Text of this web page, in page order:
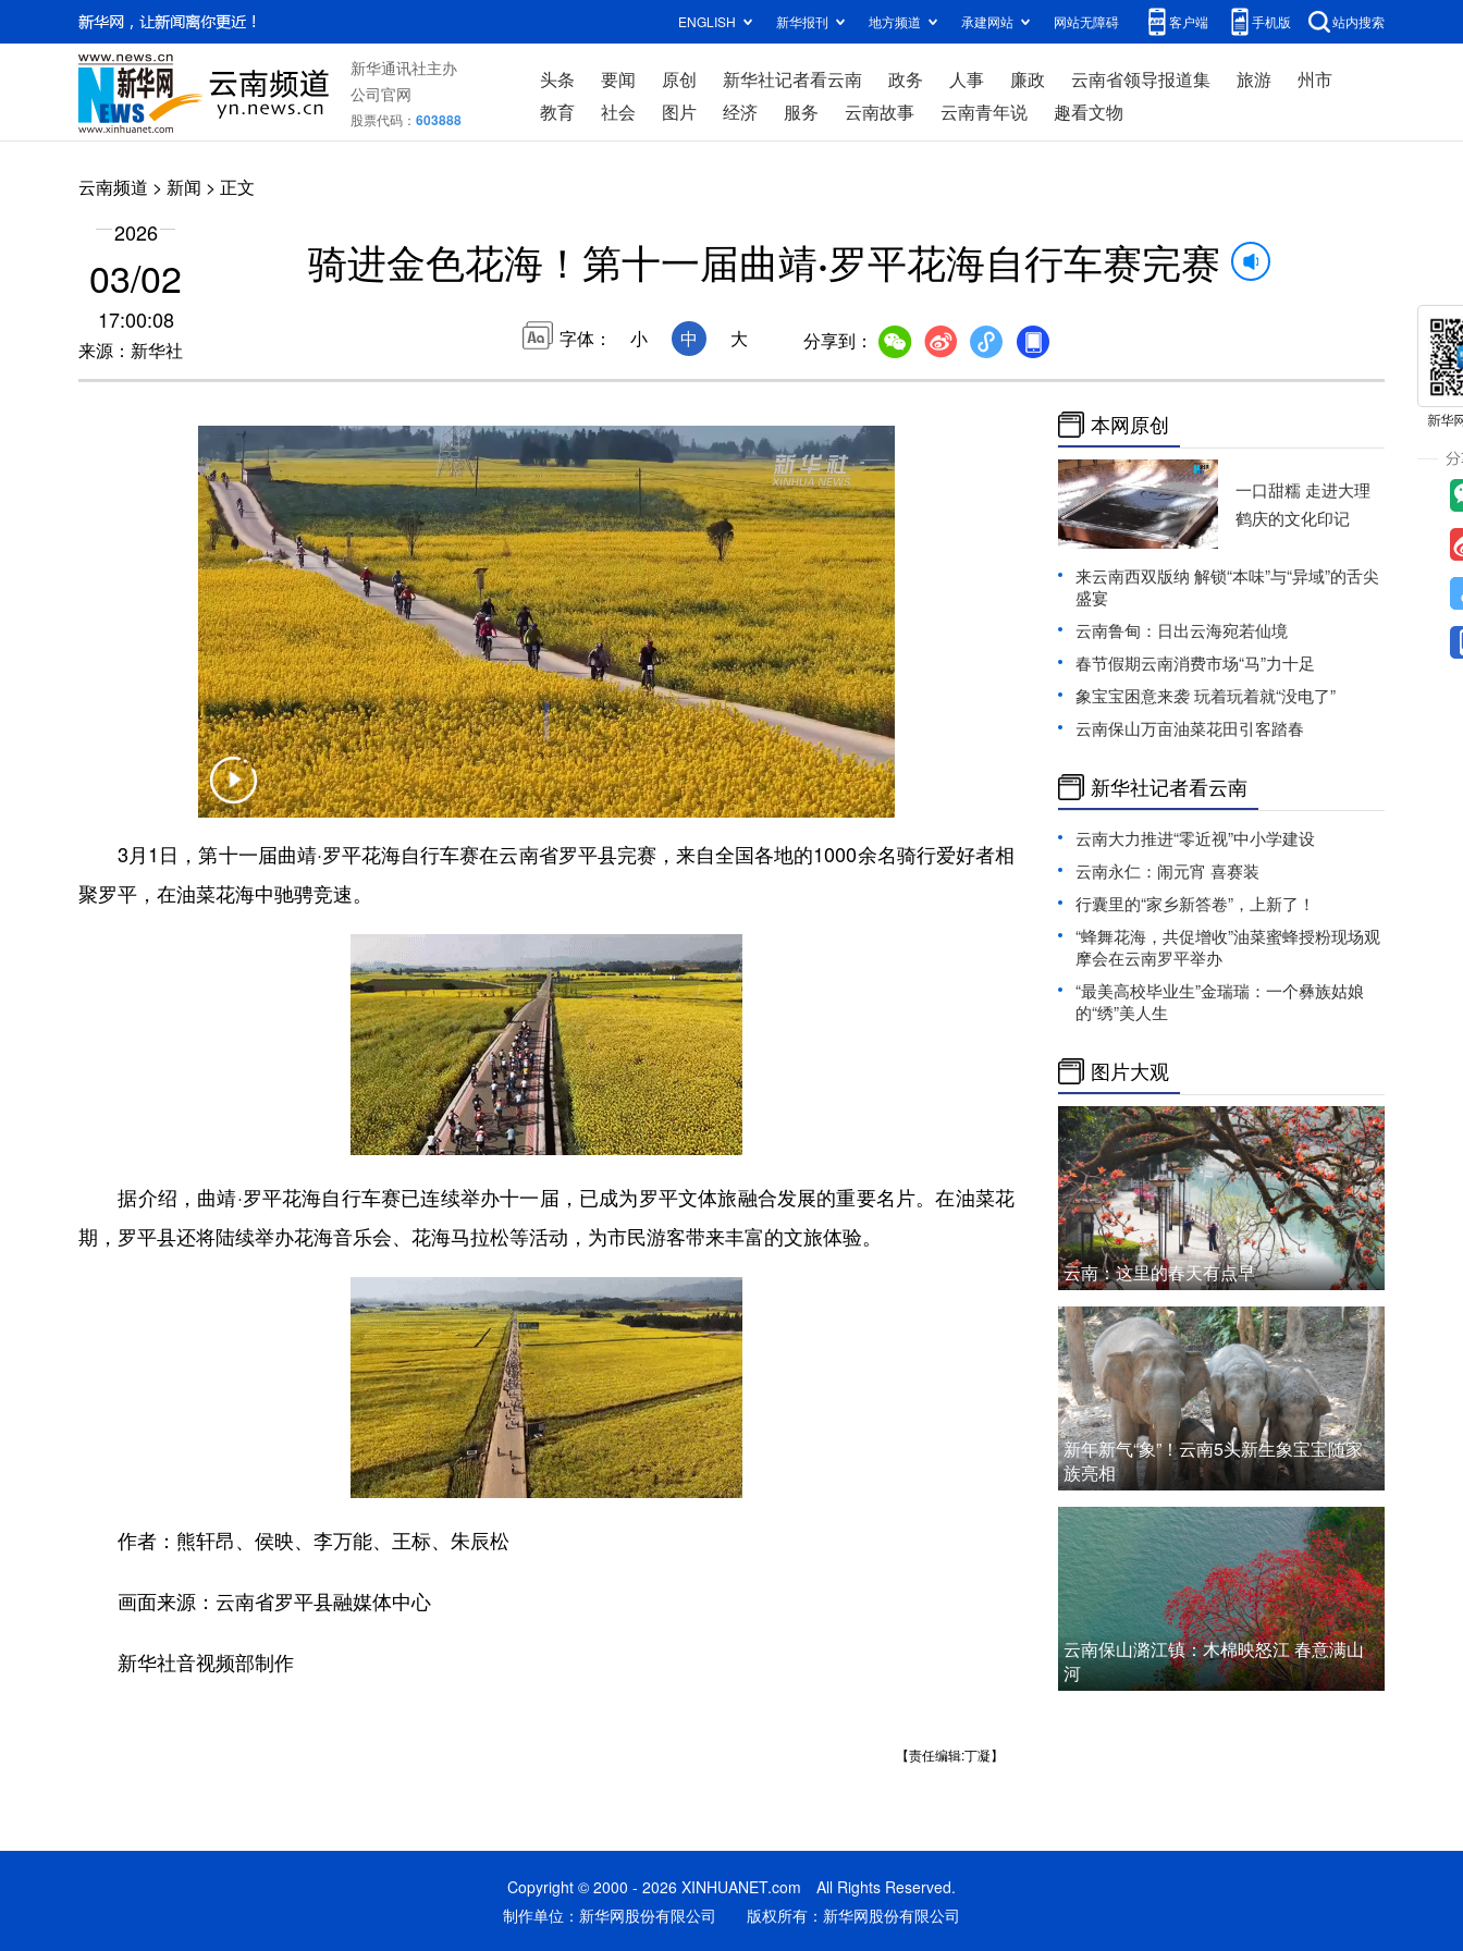
ENGLISH 新华报刊 地方频道 承建网站 网站无障碍 客户端 手机版 站内搜索
新华通讯社主办
公司官网
股票代码： 603888
头条 要闻 原创 新华社记者看云南 政务 人事 廉政 云南省领导报道集 旅游
州市
教育
社会 图片 经济 服务 云南故事 云南青年说 趣看文物
云南频道 > 新闻 > 正文
2026
03/02
17:00:08
来源：新华社
骑进金色花海！第十一届曲靖·罗平花海自行车赛完赛
字体： 小 中 大 分享到：
3月1日，第十一届曲靖·罗平花海自行车赛在云南省罗平县完赛，来自全国各地的1000余名骑行爱好者相
聚罗平，在油菜花海中驰骋竞速。
据介绍，曲靖·罗平花海自行车赛已连续举办十一届，已成为罗平文体旅融合发展的重要名片。在油菜花
期，罗平县还将陆续举办花海音乐会、花海马拉松等活动，为市民游客带来丰富的文旅体验。
作者：熊轩昂、侯映、李万能、王标、朱辰松
画面来源：云南省罗平县融媒体中心
新华社音视频部制作
【责任编辑:丁凝】
本网原创
一口甜糯 走进大理
鹤庆的文化印记
来云南西双版纳 解锁“本味”与“异域”的舌尖
盛宴
云南鲁甸：日出云海宛若仙境
春节假期云南消费市场“马”力十足
象宝宝困意来袭 玩着玩着就“没电了”
云南保山万亩油菜花田引客踏春
新华社记者看云南
云南大力推进“零近视”中小学建设
云南永仁：闹元宵 喜赛装
行囊里的“家乡新答卷”，上新了！
“蜂舞花海，共促增收”油菜蜜蜂授粉现场观
摩会在云南罗平举办
“最美高校毕业生”金瑞瑞：一个彝族姑娘
的“绣”美人生
图片大观
云南：这里的春天有点早
新年新气“象”！云南5头新生象宝宝随家
族亮相
云南保山潞江镇：木棉映怒江 春意满山
河
Copyright © 2000 - 2026 XINHUANET.com All Rights Reserved.
制作单位：新华网股份有限公司 版权所有：新华网股份有限公司